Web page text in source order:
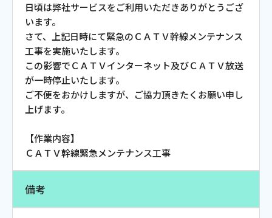
受付時間：9:30〜18:00 年中無休
日頃は弊社サービスをご利用いただきありがとうござ
います。
さて、上記日時にて緊急のＣＡＴＶ幹線メンテナンス
工事を実施いたします。
この影響でＣＡＴＶインターネット及びＣＡＴＶ放送
が一時停止いたします。
ご不便をおかけしますが、ご協力頂きたくお願い申し
上げます。
【作業内容】
ＣＡＴＶ幹線緊急メンテナンス工事
備考